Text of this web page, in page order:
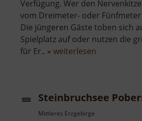
Verfügung. Wer den
vom Dreimeter- oder
Die jüngeren Gäste toben sich
Spielplatz auf oder nutzen die
für Er.. » weiterlesen
Steinbruchsee
Mittleres Erzgebirge